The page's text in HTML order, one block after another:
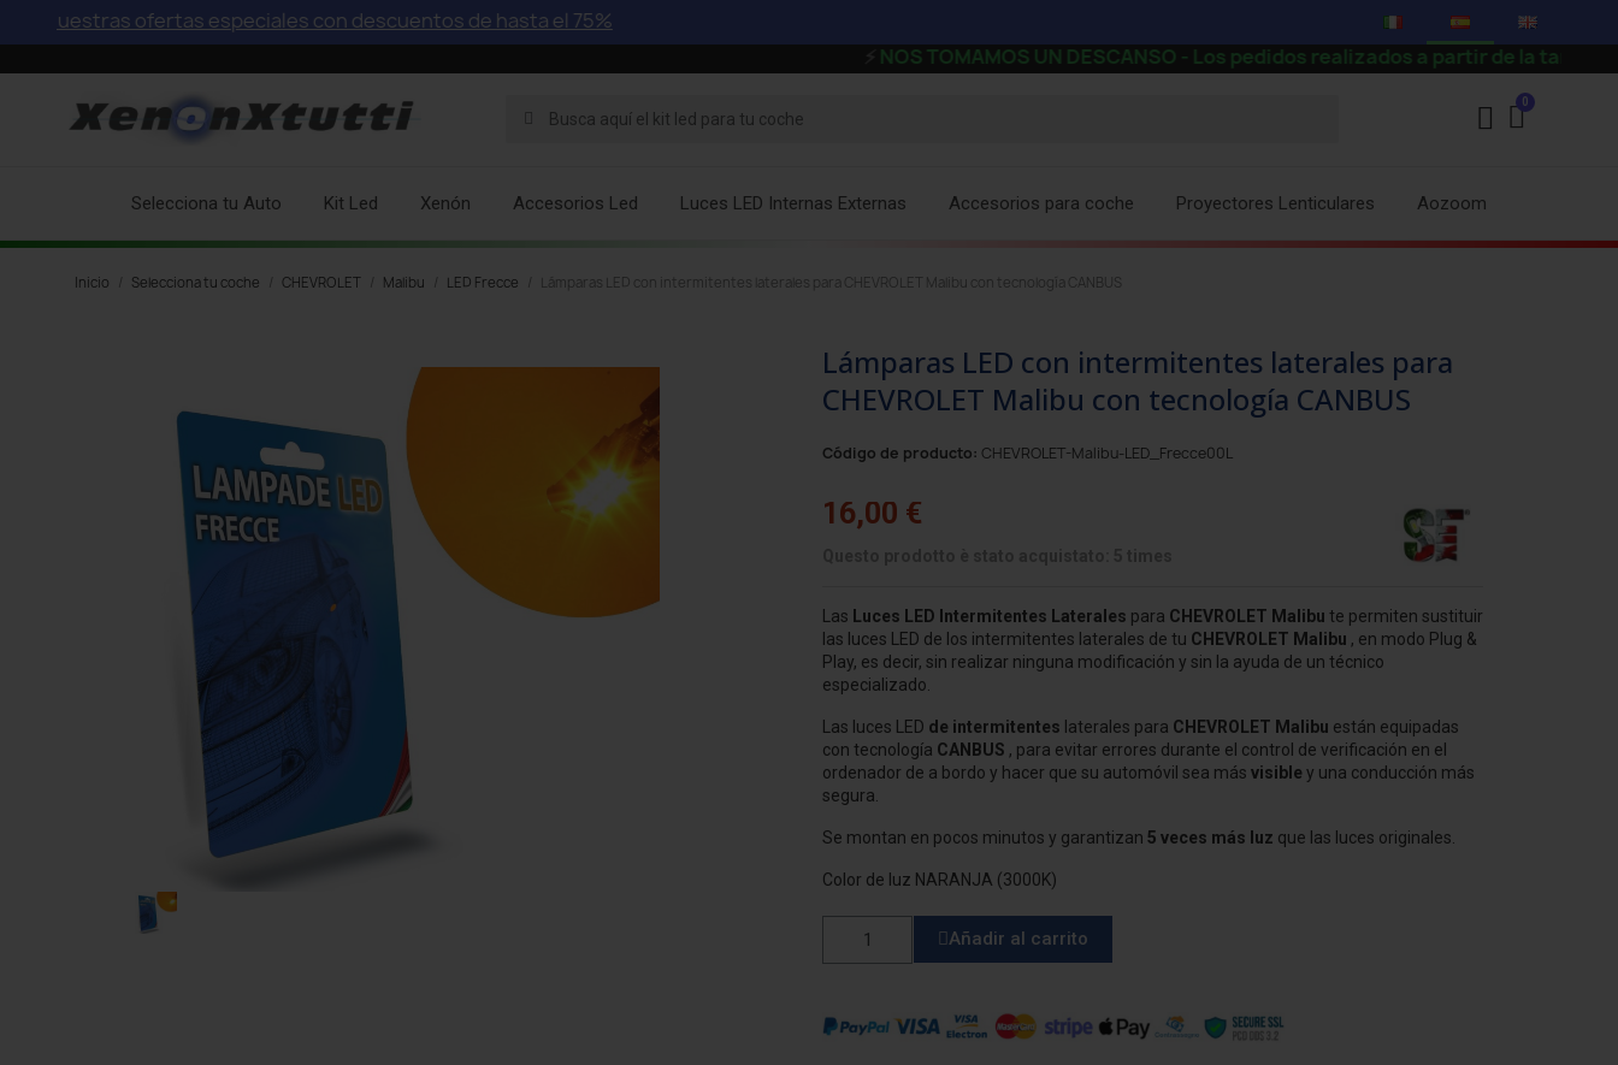
ofertas especiales con descuentos de hasta el 75%
NOS TOMAMOS UN DESCANSO - Los pedidos realizados a partir de la tarde del día
Selecciona tu Auto Kit Led Xenón Accesorios Led Luces LED Internas Externas Accesorios para coche Proyectores Lenticulares Aozoom
Inicio Selecciona tu coche CHEVROLET Malibu LED Frecce Lámparas LED con intermitentes laterales para CHEVROLET Malibu con tecnología CANBUS
Lámparas LED con intermitentes laterales para
CHEVROLET Malibu con tecnología CANBUS
Código de producto: CHEVROLET-Malibu-LED_Frecce00L
16,00 €
Las Luces LED Intermitentes Laterales para CHEVROLET Malibu te permiten sustituir
las luces LED de los intermitentes laterales de tu CHEVROLET Malibu , en modo Plug &
Play, es decir, sin realizar ninguna modificación y sin la ayuda de un técnico
especializado.
Las luces LED de intermitentes laterales para CHEVROLET Malibu están equipadas
con tecnología CANBUS , para evitar errores durante el control de verificación en el
ordenador de a bordo y hacer que su automóvil sea más visible y una conducción más
segura.
Se montan en pocos minutos y garantizan 5 veces más luz que las luces originales.
Color de luz NARANJA (3000K)
Añadir al carrito